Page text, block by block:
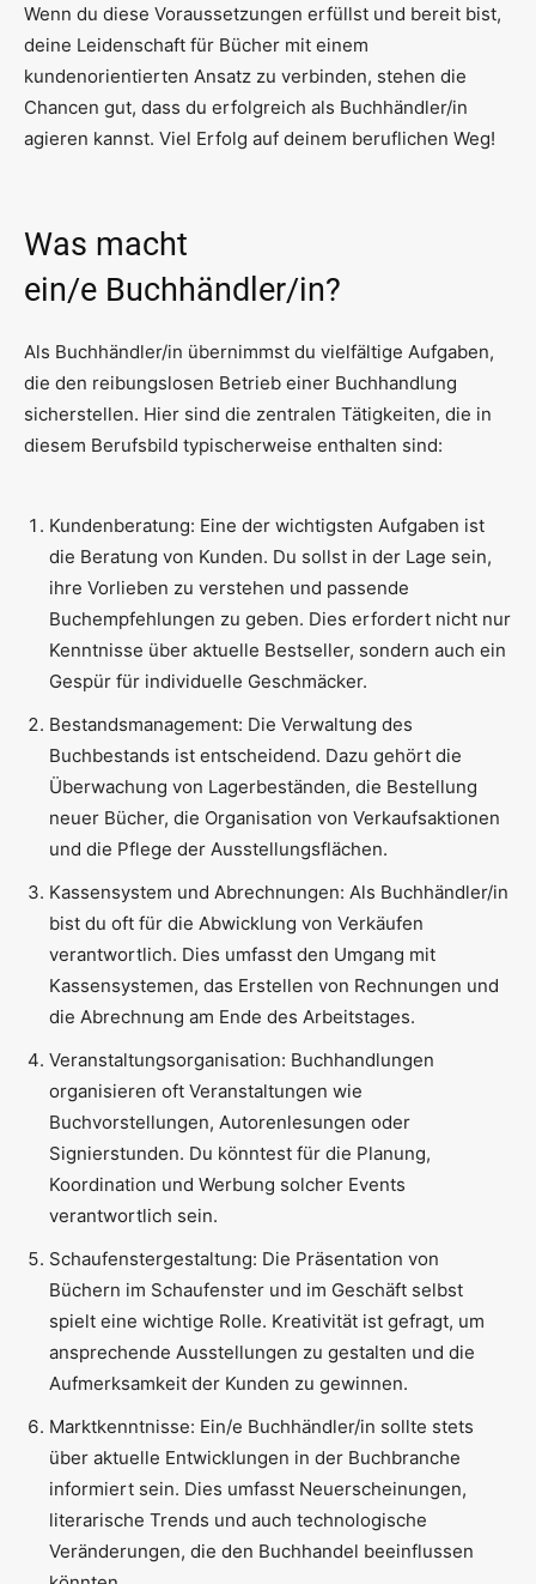
Wenn du diese Voraussetzungen erfüllst und bereit bist,
deine Leidenschaft für Bücher mit einem
kundenorientierten Ansatz zu verbinden, stehen die
Chancen gut, dass du erfolgreich als Buchhändler/in
agieren kannst. Viel Erfolg auf deinem beruflichen Weg!
Was macht
ein/e Buchhändler/in?
Als Buchhändler/in übernimmst du vielfältige Aufgaben,
die den reibungslosen Betrieb einer Buchhandlung
sicherstellen. Hier sind die zentralen Tätigkeiten, die in
diesem Berufsbild typischerweise enthalten sind:
Kundenberatung: Eine der wichtigsten Aufgaben ist
die Beratung von Kunden. Du sollst in der Lage sein,
ihre Vorlieben zu verstehen und passende
Buchempfehlungen zu geben. Dies erfordert nicht nur
Kenntnisse über aktuelle Bestseller, sondern auch ein
Gespür für individuelle Geschmäcker.
Bestandsmanagement: Die Verwaltung des
Buchbestands ist entscheidend. Dazu gehört die
Überwachung von Lagerbeständen, die Bestellung
neuer Bücher, die Organisation von Verkaufsaktionen
und die Pflege der Ausstellungsflächen.
Kassensystem und Abrechnungen: Als Buchhändler/in
bist du oft für die Abwicklung von Verkäufen
verantwortlich. Dies umfasst den Umgang mit
Kassensystemen, das Erstellen von Rechnungen und
die Abrechnung am Ende des Arbeitstages.
Veranstaltungsorganisation: Buchhandlungen
organisieren oft Veranstaltungen wie
Buchvorstellungen, Autorenlesungen oder
Signierstunden. Du könntest für die Planung,
Koordination und Werbung solcher Events
verantwortlich sein.
Schaufenstergestaltung: Die Präsentation von
Büchern im Schaufenster und im Geschäft selbst
spielt eine wichtige Rolle. Kreativität ist gefragt, um
ansprechende Ausstellungen zu gestalten und die
Aufmerksamkeit der Kunden zu gewinnen.
Marktkenntnisse: Ein/e Buchhändler/in sollte stets
über aktuelle Entwicklungen in der Buchbranche
informiert sein. Dies umfasst Neuerscheinungen,
literarische Trends und auch technologische
Veränderungen, die den Buchhandel beeinflussen